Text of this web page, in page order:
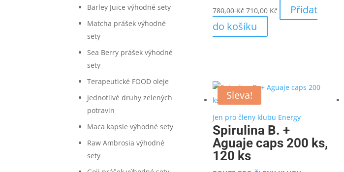
Barley Juice výhodné sety
Matcha prášek výhodné
sety
Sea Berry prášek výhodné
sety
Terapeutické FOOD oleje
Jednotlivé druhy zelených
potravin
Maca kapsle výhodné sety
Raw Ambrosia výhodné
sety
780,00Kč Původní
cena
byla:
710,00 KčAktuální
cena
Přidat
do košíku
Sleva!
Jen pro členy klubu Energy
Spirulina B. +
Aguaje caps 200 ks,
120 ks